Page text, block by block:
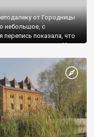
от Городницы
небольшое, с
показала, что
еще меньше. И
бы в 1988 году здесь, на
НАН Украины под
несколько
и оказалось,
всего удивляет, что
современных
Нигде больше в Украине